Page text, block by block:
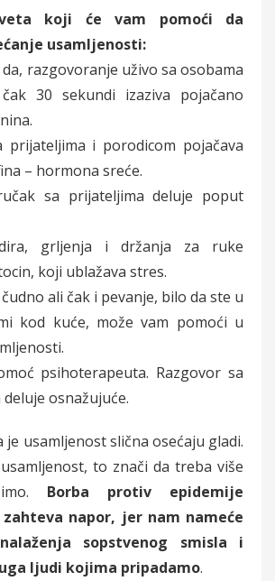
koji će vam pomoći da
usamljenosti:
razgovoranje uživo sa osobama
30 sekundi izaziva pojačano
prijateljima i porodicom pojačava
– hormona sreće.
sa prijateljima deluje poput
grljenja i držanja za ruke
koji ublažava stres.
ali čak i pevanje, bilo da ste u
kod kuće, može vam pomoći u
psihoterapeuta. Razgovor sa
osnažujuće.
je usamljenost slična osećaju gladi.
to znači da treba više
Borba protiv epidemije
napor, jer nam nameće
sopstvenog smisla i
ljudi kojima pripadamo.